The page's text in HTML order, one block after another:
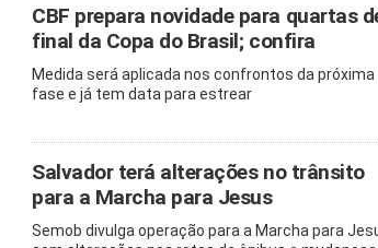
CBF prepara novidade para quartas
final da Copa do Brasil; confira
Medida será aplicada nos confrontos da próxima
fase e já tem data para estrear
Salvador terá alterações no trânsito
para a Marcha para Jesus
Semob divulga operação para a Marcha para